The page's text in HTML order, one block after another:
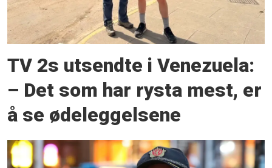
TV 2s utsendte i Venezuela:
– Det som har rysta mest, er
å se ødeleggelsene